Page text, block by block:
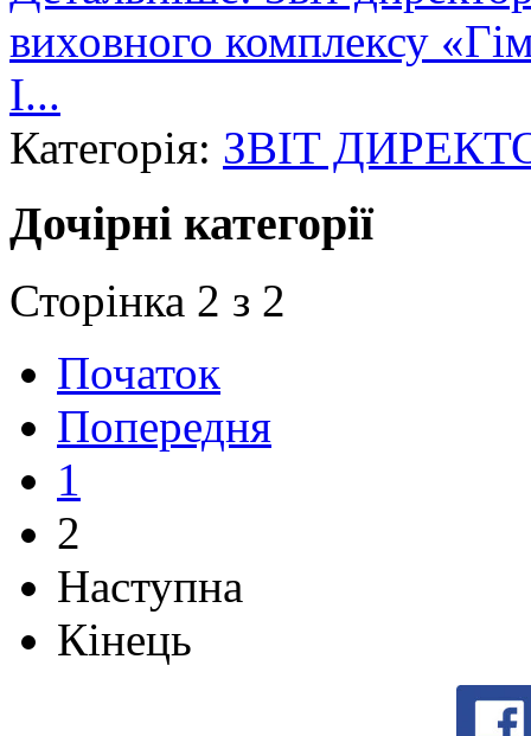
виховного комплексу
І...
Категорія: ЗВІТ
Дочірні категорії
Сторінка 2 з 2
Початок
Попередня
1
2
Наступна
Кінець